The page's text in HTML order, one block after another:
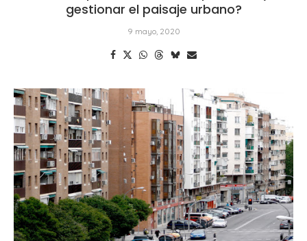
gestionar el paisaje urbano?
9 mayo, 2020